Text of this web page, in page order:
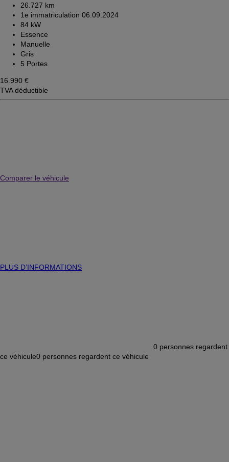
26.727 km
1e immatriculation 06.09.2024
84 kW
Essence
Manuelle
Gris
5 Portes
16.990 €
TVA déductible
Comparer le véhicule
PLUS D’INFORMATIONS
0 personnes regardent
ce véhicule0 personnes regardent ce véhicule